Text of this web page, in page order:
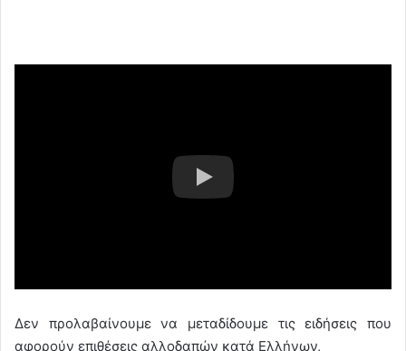
Δεν προλαβαίνουμε να μεταδίδουμε τις ειδήσεις που
αφορούν επιθέσεις αλλοδαπών κατά Ελλήνων,